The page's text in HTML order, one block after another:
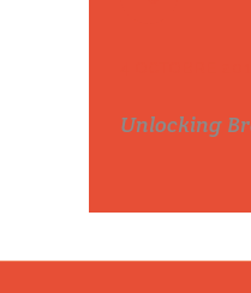
Unlocking